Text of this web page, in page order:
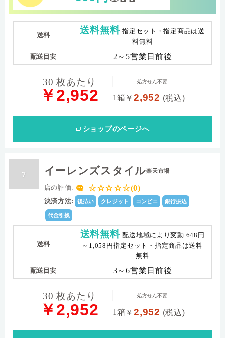
送料 送料無料 指定セット・指定商品は送
料無料
配送目安 2～5営業日前後
30 枚あたり
￥2,952 1箱 ￥2,952 (税込)
処方せん不要
ショップのページへ
7 イーレンズスタイル楽天市場
店の評価: ☆☆☆☆☆(0)
決済方法: 後払い クレジット コンビニ 銀行振込
代金引換
送料
送料無料 配送地域により変動 648円
～1,058円指定セット・指定商品は送料
無料
配送目安 3～6営業日前後
30 枚あたり
￥2,952 1箱 ￥2,952 (税込)
処方せん不要